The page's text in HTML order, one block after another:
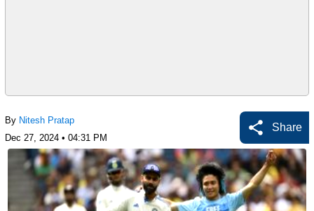
By Nitesh Pratap
Dec 27, 2024 • 04:31 PM
Share